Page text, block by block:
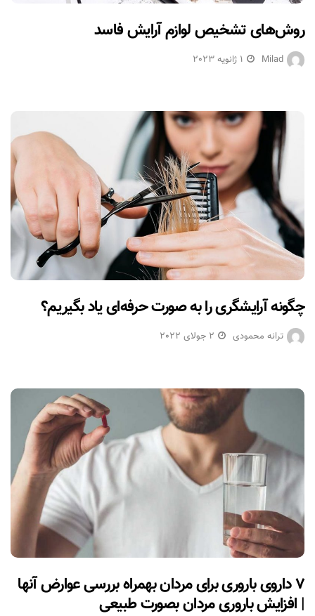
روش‌های تشخیص لوازم آرایش فاسد
Milad 1 ژانویه 2023
چگونه آرایشگری را به صورت حرفه‌ای یاد بگیریم؟
ترانه محمودی 2 جولای 2022
۷ داروی باروری برای مردان بهمراه بررسی عوارض آنها
| افزایش باروری مردان بصورت طبیعی